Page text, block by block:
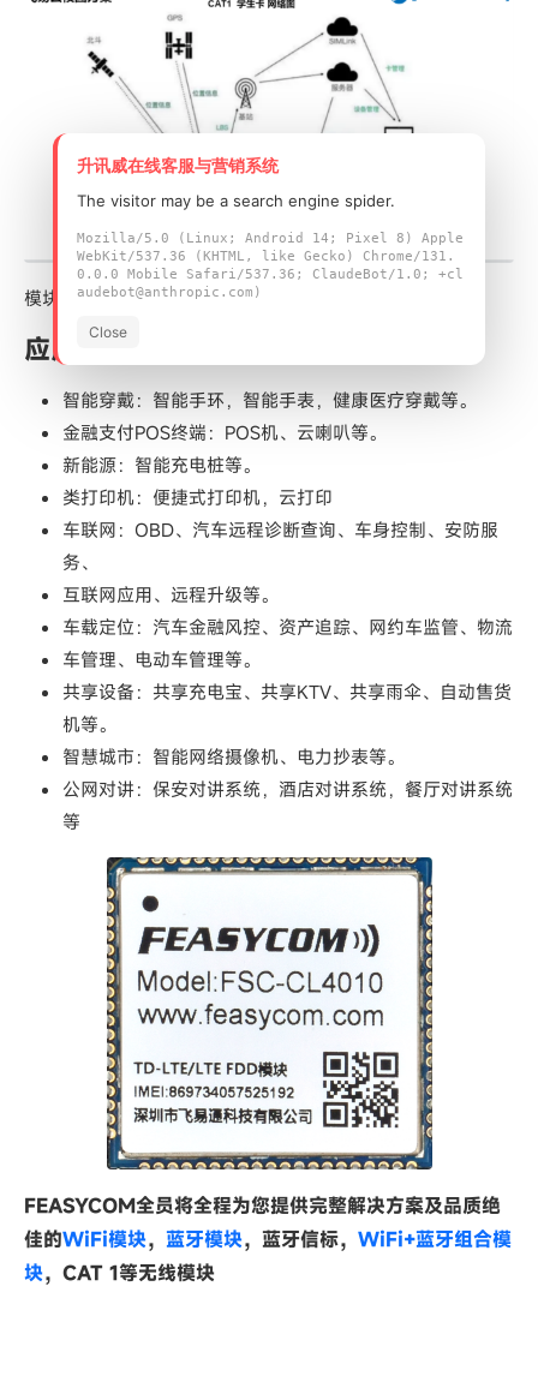
模块方案
应用场景：
智能穿戴：智能手环，智能手表，健康医疗穿戴等。
金融支付POS终端：POS机、云喇叭等。
新能源：智能充电桩等。
类打印机：便捷式打印机，云打印
车联网：OBD、汽车远程诊断查询、车身控制、安防服
务、
互联网应用、远程升级等。
车载定位：汽车金融风控、资产追踪、网约车监管、物流
车管理、电动车管理等。
共享设备：共享充电宝、共享KTV、共享雨伞、自动售货
机等。
智慧城市：智能网络摄像机、电力抄表等。
公网对讲：保安对讲系统，酒店对讲系统，餐厅对讲系统
等
FEASYCOM全员将全程为您提供完整解决方案及品质绝
佳的WiFi模块， 蓝牙模块，蓝牙信标， WiFi+蓝牙组合模
块，CAT 1等无线模块
升讯威在线客服与营销系统
The visitor may be a search engine spider.
Mozilla/5.0 (Linux; Android 14; Pixel 8) Apple
WebKit/537.36 (KHTML, like Gecko) Chrome/131.
0.0.0 Mobile Safari/537.36; ClaudeBot/1.0; +cl
audebot@anthropic.com)
Close